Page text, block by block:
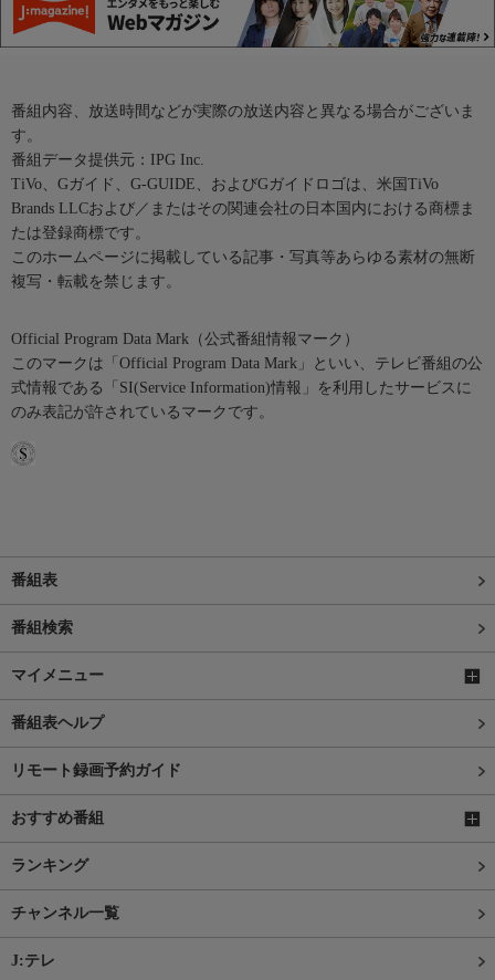
番組内容、放送時間などが実際の放送内容と異なる場合がございま
す。
番組データ提供元：IPG Inc.
TiVo、Gガイド、G-GUIDE、およびGガイドロゴは、米国TiVo
Brands LLCおよび／またはその関連会社の日本国内における商標ま
たは登録商標です。
このホームページに掲載している記事・写真等あらゆる素材の無断
複写・転載を禁じます。
Official Program Data Mark（公式番組情報マーク）
このマークは「Official Program Data Mark」といい、テレビ番組の公
式情報である「SI(Service Information)情報」を利用したサービスに
のみ表記が許されているマークです。
番組表
番組検索
マイメニュー
番組表ヘルプ
リモート録画予約ガイド
おすすめ番組
ランキング
チャンネル一覧
J:テレ